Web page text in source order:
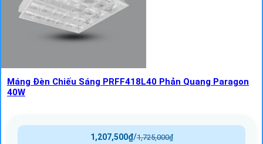
Máng Đèn Chiếu Sáng PRFF418L40 Phản Quang Paragon
40W
1,725,000₫
/
1,207,500₫